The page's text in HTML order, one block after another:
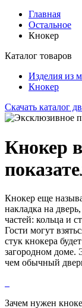
Главная
Остальное
Кнокер
Каталог товаров
Изделия из
Кнокер
Скачать каталог
Кнокер
Кнокер еще
накладка на
частей: кольца и
Гости могут
стук кнокера
загородном доме.
чем обычный
Зачем нужен